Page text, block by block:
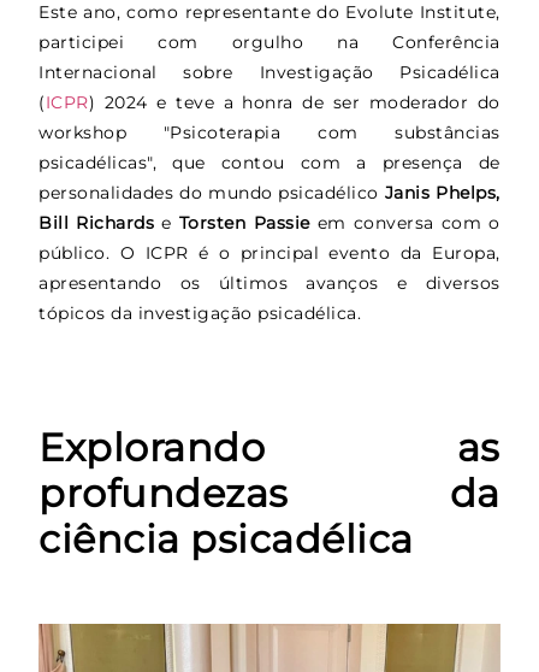
Este ano, como representante do Evolute Institute,
participei com orgulho na Conferência
Internacional sobre Investigação Psicadélica
(ICPR) 2024 e teve a honra de ser moderador do
workshop "Psicoterapia com substâncias
psicadélicas", que contou com a presença de
personalidades do mundo psicadélico Janis Phelps,
Bill Richardse Torsten Passie em conversa com o
público. O ICPR é o principal evento da Europa,
apresentando os últimos avanços e diversos
tópicos da investigação psicadélica.
Explorando as
profundezas da
ciência psicadélica